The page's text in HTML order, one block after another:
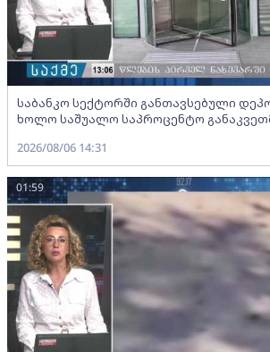
საბანკო სექტორში განთავსებული
ხოლო საშუალო საპროცენტო
2026/08/06 14:31
01:59